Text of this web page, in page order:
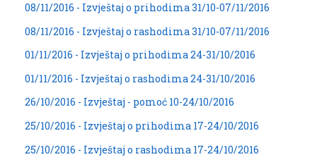
08/11/2016 - Izvještaj o prihodima 31/10-07/11/2016
08/11/2016 - Izvještaj o rashodima 31/10-07/11/2016
01/11/2016 - Izvještaj o prihodima 24-31/10/2016
01/11/2016 - Izvještaj o rashodima 24-31/10/2016
26/10/2016 - Izvještaj - pomoć 10-24/10/2016
25/10/2016 - Izvještaj o prihodima 17-24/10/2016
25/10/2016 - Izvještaj o rashodima 17-24/10/2016